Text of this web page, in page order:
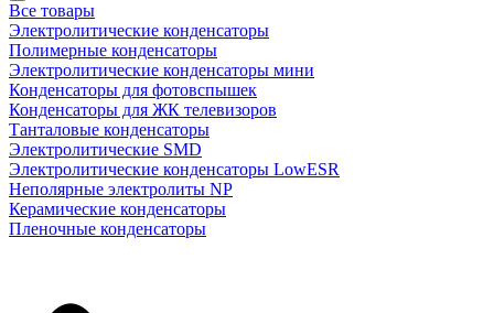
Все товары
Электролитические конденсаторы
Полимерные конденсаторы
Электролитические конденсаторы мини
Конденсаторы для фотовспышек
Конденсаторы для ЖК телевизоров
Танталовые конденсаторы
Электролитические SMD
Электролитические конденсаторы LowESR
Неполярные электролиты NP
Керамические конденсаторы
Пленочные конденсаторы